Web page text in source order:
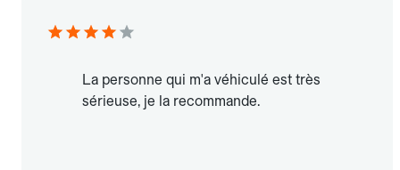
La personne qui m'a véhiculé est très
sérieuse, je la recommande.